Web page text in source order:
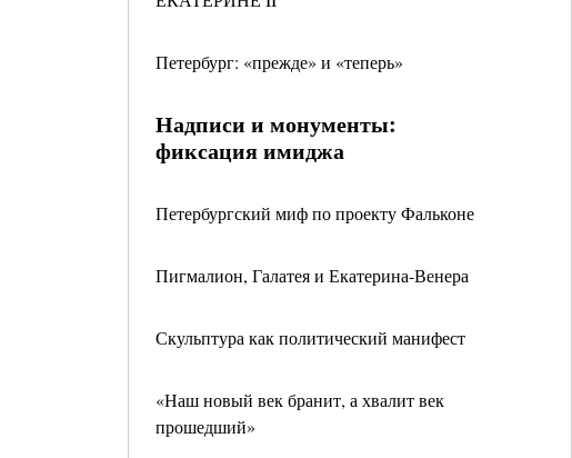
Петербург: «прежде» и «теперь»
Надписи и монументы:
фиксация имиджа
Петербургский миф по проекту Фальконе
Пигмалион, Галатея и Екатерина-Венера
Скульптура как политический манифест
«Наш новый век бранит, а хвалит век
прошедший»